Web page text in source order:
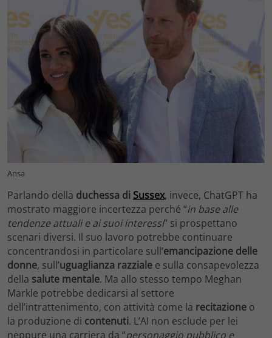
Ansa
Parlando della duchessa di Sussex, invece, ChatGPT ha
mostrato maggiore incertezza perché “in base alle
tendenze attuali e ai suoi interessi” si prospettano
scenari diversi. Il suo lavoro potrebbe continuare
concentrandosi in particolare sull’emancipazione delle
donne, sull’uguaglianza razziale e sulla consapevolezza
della salute mentale. Ma allo stesso tempo Meghan
Markle potrebbe dedicarsi al settore
dell’intrattenimento, con attività come la recitazione o
la produzione di contenuti. L’AI non esclude per lei
neppure una carriera da “personaggio pubblico e